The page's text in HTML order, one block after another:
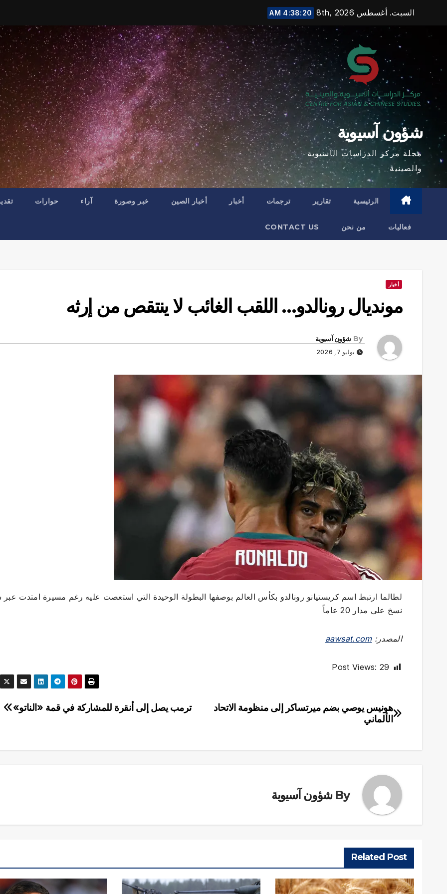
content
السبت. أغسطس 8th, 2026 4:38:21 AM
شؤون آسيوية
مجلة مركز الدراسات الآسيوية
والصينية
الرئيسية تقارير ترجمات أخبار أخبار الصين خبر وصورة آراء حوارات
فعاليات من نحن CONTACT US
أخبار
مونديال رونالدو… اللقب الغائب لا ينتقص من إرثه
By شؤون آسيوية
يوليو 7, 2026
لطالما ارتبط اسم كريستيانو رونالدو بكأس العالم بوصفها البطولة الوحيدة التي استعصت عليه رغم مسيرة امتدت
نسخ على مدار 20 عاماً
المصدر:aawsat.com
Post Views: 29
تصفّح
ترمب يصل إلى أنقرة للمشاركة في قمة «الناتو»
هونيس يوصي بضم ميرتساكر إلى منظومة الاتحاد
الألماني
By شؤون آسيوية
Related Post